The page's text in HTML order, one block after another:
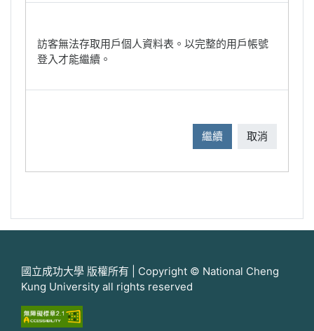
訪客無法存取用戶個人資料表。以完整的用戶帳號
登入才能繼續。
繼續 取消
國立成功大學 版權所有 | Copyright © National Cheng
Kung University all rights reserved